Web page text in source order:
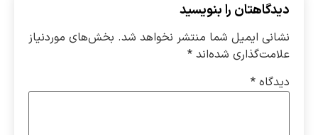
دیدگاهتان را بنویسید
نشانی ایمیل شما منتشر نخواهد شد. بخش‌های موردنیاز
علامت‌گذاری شده‌اند *
دیدگاه *